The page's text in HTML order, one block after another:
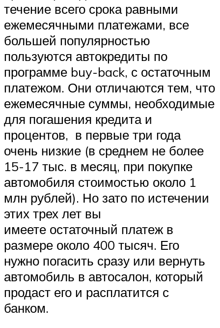
течение всего срока равными
ежемесячными платежами, все
большей популярностью
пользуются автокредиты по
программе buy-back, с остаточным
платежом. Они отличаются тем, что
ежемесячные суммы, необходимые
для погашения кредита и
процентов, в первые три года
очень низкие (в среднем не более
15-17 тыс. в месяц, при покупке
автомобиля стоимостью около 1
млн рублей). Но зато по истечении
этих трех лет вы
имеете остаточный платеж в
размере около 400 тысяч. Его
нужно погасить сразу или вернуть
автомобиль в автосалон, который
продаст его и расплатится с
банком.